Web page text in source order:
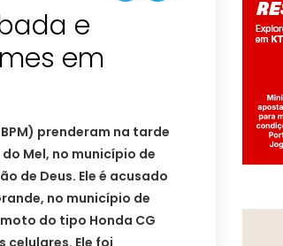
e
em
prenderam na tarde
Mel, no município de
de Deus. Ele é acusado
no município de
do tipo Honda CG